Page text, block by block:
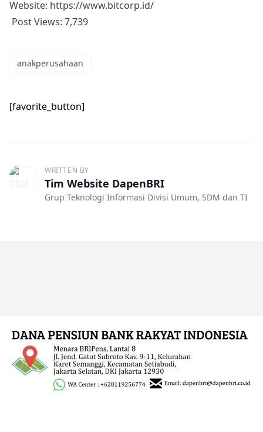
Website: https://www.bitcorp.id/
Post Views: 7,739
anakperusahaan
[favorite_button]
WRITTEN BY
Tim Website DapenBRI
Grup Teknologi Informasi Divisi Umum, SDM dan TI